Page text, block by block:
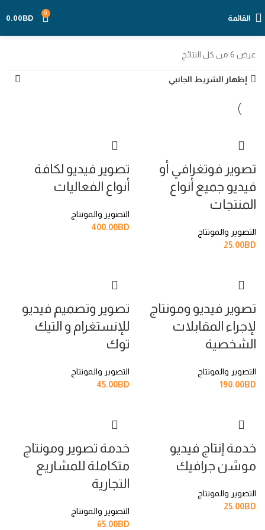
القائمة
0
0.00BD
عرض ⁦6⁩ من كل النتائج
إظهار الشريط الجانبي
تصوير فوتغرافي أو
فيديو جميع أنواع
المنتجات
التصوير والمونتاج
25.00BD
تصوير فيديو لكافة
أنواع الفعاليات
التصوير والمونتاج
400.00BD
تصوير فيديو ومونتاج
لإجراء المقابلات
الشخصية
التصوير والمونتاج
190.00BD
تصوير وتصميم فيديو
للإنستغرام و التيك
توك
التصوير والمونتاج
45.00BD
خدمة إنتاج فيديو
موشن جرافيك
التصوير والمونتاج
25.00BD
خدمة تصوير ومونتاج
متكاملة للمشاريع
التجارية
التصوير والمونتاج
65.00BD